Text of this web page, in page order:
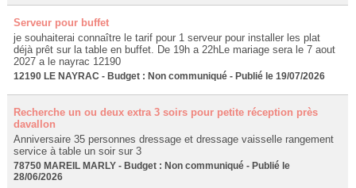
Serveur pour buffet
je souhaiterai connaître le tarif pour 1 serveur pour installer les plat
déjà prêt sur la table en buffet. De 19h a 22hLe mariage sera le 7 aout
2027 a le nayrac 12190
12190 LE NAYRAC - Budget : Non communiqué - Publié le 19/07/2026
Recherche un ou deux extra 3 soirs pour petite réception près
davallon
Anniversaire 35 personnes dressage et dressage vaisselle rangement
service à table un soir sur 3
78750 MAREIL MARLY - Budget : Non communiqué - Publié le
28/06/2026